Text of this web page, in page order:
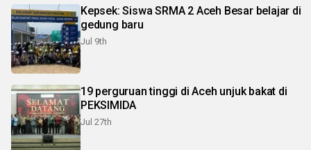
Kepsek: Siswa SRMA 2 Aceh Besar belajar di
gedung baru
Jul 9th
19 perguruan tinggi di Aceh unjuk bakat di
PEKSIMIDA
Jul 27th